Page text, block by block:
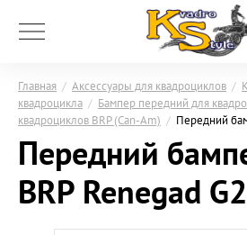
Главная / Аксессуары для квадроциклов /
квадроцикла / Бампер передний для
квадроциклов BRP (Can-Am) / Передний
Передний
BRP Renegad G2